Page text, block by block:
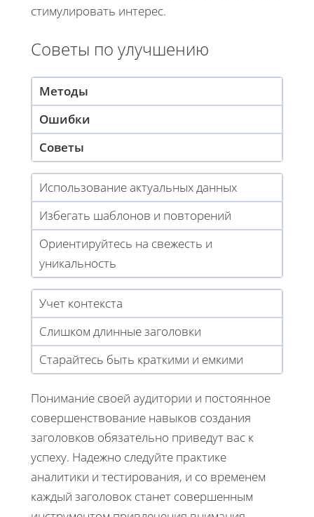
стимулировать интерес.
Советы по улучшению
Методы
Ошибки
Советы
Использование актуальных данных
Избегать шаблонов и повторений
Ориентируйтесь на свежесть и
уникальность
Учет контекста
Слишком длинные заголовки
Старайтесь быть краткими и емкими
Понимание своей аудитории и постоянное
совершенствование навыков создания
заголовков обязательно приведут вас к
успеху. Надежно следуйте практике
аналитики и тестирования, и со временем
каждый заголовок станет совершенным